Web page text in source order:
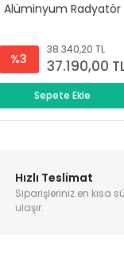
Alüminyum Radyatör
%3
38.340,20 TL
37.190,00
Sepete Ekle
Hızlı Teslimat
Siparişleriniz en kısa
ulaşır.